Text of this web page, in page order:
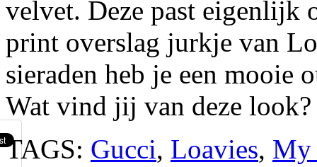
velvet. Deze past
print overslag jurkje van
sieraden heb je een mooie
Wat vind jij van deze look?
TAGS: Gucci, Loavies, My